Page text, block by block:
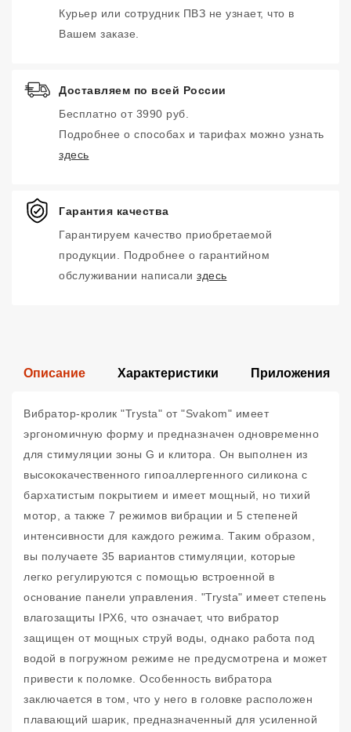
Курьер или сотрудник ПВЗ не узнает, что в
Вашем заказе.
Доставляем по всей России
Бесплатно от 3990 руб.
Подробнее о способах и тарифах можно узнать
здесь
Гарантия качества
Гарантируем качество приобретаемой
продукции. Подробнее о гарантийном
обслуживании написали здесь
Описание Характеристики Приложения
Вибратор-кролик "Trysta" от "Svakom" имеет
эргономичную форму и предназначен одновременно
для стимуляции зоны G и клитора. Он выполнен из
высококачественного гипоаллергенного силикона с
бархатистым покрытием и имеет мощный, но тихий
мотор, а также 7 режимов вибрации и 5 степеней
интенсивности для каждого режима. Таким образом,
вы получаете 35 вариантов стимуляции, которые
легко регулируются с помощью встроенной в
основание панели управления. "Trysta" имеет степень
влагозащиты IPX6, что означает, что вибратор
защищен от мощных струй воды, однако работа под
водой в погружном режиме не предусмотрена и может
привести к поломке. Особенность вибратора
заключается в том, что у него в головке расположен
плавающий шарик, предназначенный для усиленной